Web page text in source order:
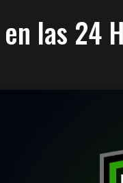
las 24